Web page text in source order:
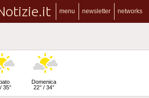
menu newsletter networks
35°
Domenica
22° / 34°